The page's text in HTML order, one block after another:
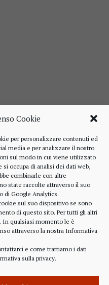
Cookie
per personalizzare contenuti ed
media e per analizzare il nostro
sul modo in cui viene utilizzato
occupa di analisi dei dati web,
combinarle con altre
state raccolte attraverso il suo
di Google Analytics.
sul suo dispositivo se sono
di questo sito. Per tutti gli altri
In qualsiasi momento le è
attraverso la nostra Informativa
e come trattiamo i dati
sulla privacy.